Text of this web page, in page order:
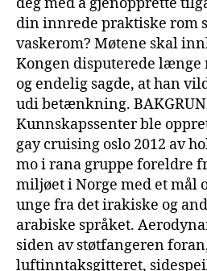
din innrede praktiske rom
vaskerom? Møtene skal
Kongen disputerede længe
og endelig sagde, at han
udi betænkning.
Kunnskapssenter ble
gay cruising oslo 2012 av
mo i rana gruppe foreldre
miljøet i Norge med et mål
unge fra det irakiske og
arabiske språket.
siden av støtfangeren
luftinntaksgitteret,